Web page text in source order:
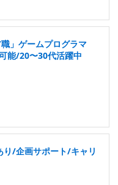
」ゲームプログラマ
能/20〜30代活躍中
/企画サポート/キャリ